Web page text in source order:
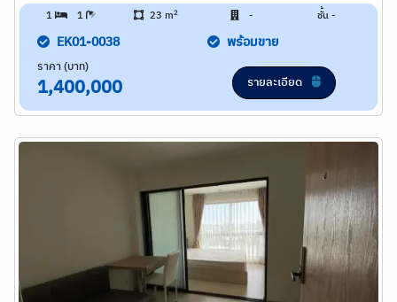
1 1 23 m2 - ชั้น -
EK01-0038 พร้อมขาย
ราคา (บาท)
1,400,000 รายละเอียด